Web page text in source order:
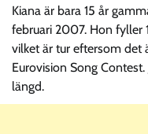
Kiana är bara 15 år
februari 2007. Hon fyller
vilket är tur eftersom det
Eurovision Song
längd.